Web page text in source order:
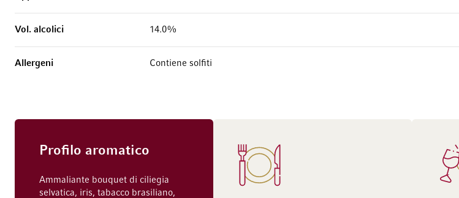
Vol. alcolici 14.0%
Allergeni Contiene solfiti
Profilo aromatico
Ammaliante bouquet di ciliegia
selvatica, iris, tabacco brasiliano,